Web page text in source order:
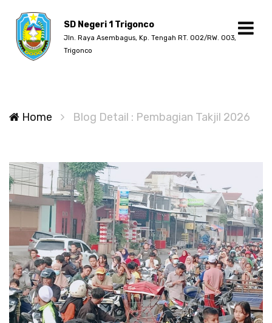
SD Negeri 1 Trigonco
Jln. Raya Asembagus, Kp. Tengah RT. 002/RW. 003,
Trigonco
Home Blog Detail : Pembagian Takjil 2026